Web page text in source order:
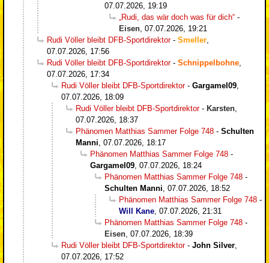
07.07.2026, 19:19
„Rudi, das wär doch was für dich“ -
Eisen, 07.07.2026, 19:21
Rudi Völler bleibt DFB-Sportdirektor- Smeller,
07.07.2026, 17:56
Rudi Völler bleibt DFB-Sportdirektor- Schnippelbohne,
07.07.2026, 17:34
Rudi Völler bleibt DFB-Sportdirektor- Gargamel09,
07.07.2026, 18:09
Rudi Völler bleibt DFB-Sportdirektor- Karsten,
07.07.2026, 18:37
Phänomen Matthias Sammer Folge 748 - Schulten
Manni, 07.07.2026, 18:17
Phänomen Matthias Sammer Folge 748 -
Gargamel09, 07.07.2026, 18:24
Phänomen Matthias Sammer Folge 748 -
Schulten Manni, 07.07.2026, 18:52
Phänomen Matthias Sammer Folge 748 -
Will Kane, 07.07.2026, 21:31
Phänomen Matthias Sammer Folge 748 -
Eisen, 07.07.2026, 18:39
Rudi Völler bleibt DFB-Sportdirektor- John Silver,
07.07.2026, 17:52